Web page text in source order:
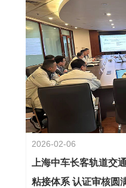
2026-02-06
上海中车长客轨道交
粘接体系 认证审核圆